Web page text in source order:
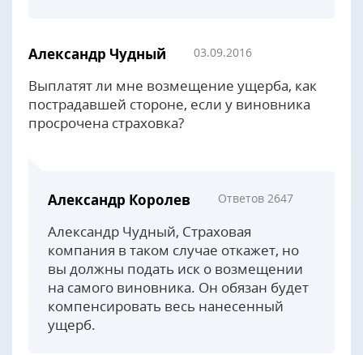
Александр Чудный 03.09.2016
Выплатят ли мне возмещение ущерба, как
пострадавшей стороне, если у виновника
просрочена страховка?
Александр Королев Ответов 2647
Александр Чудный, Страховая
компания в таком случае откажет, но
вы должны подать иск о возмещении
на самого виновника. Он обязан будет
компенсировать весь нанесенный
ущерб.